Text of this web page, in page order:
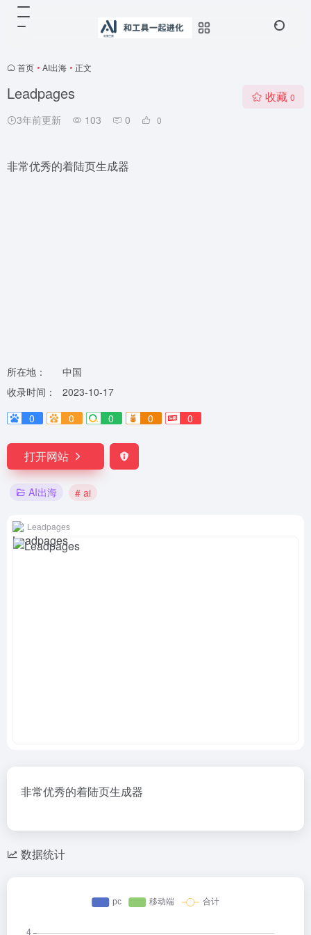
首页 • AI出海 • 正文
Leadpages
3年前更新 103 0 0
收藏 0
非常优秀的着陆页生成器
所在地：
中国
收录时间：
2023-10-17
0
0 0 0 0
打开网站
AI出海 # ai
Leadpages
非常优秀的着陆页生成器
数据统计